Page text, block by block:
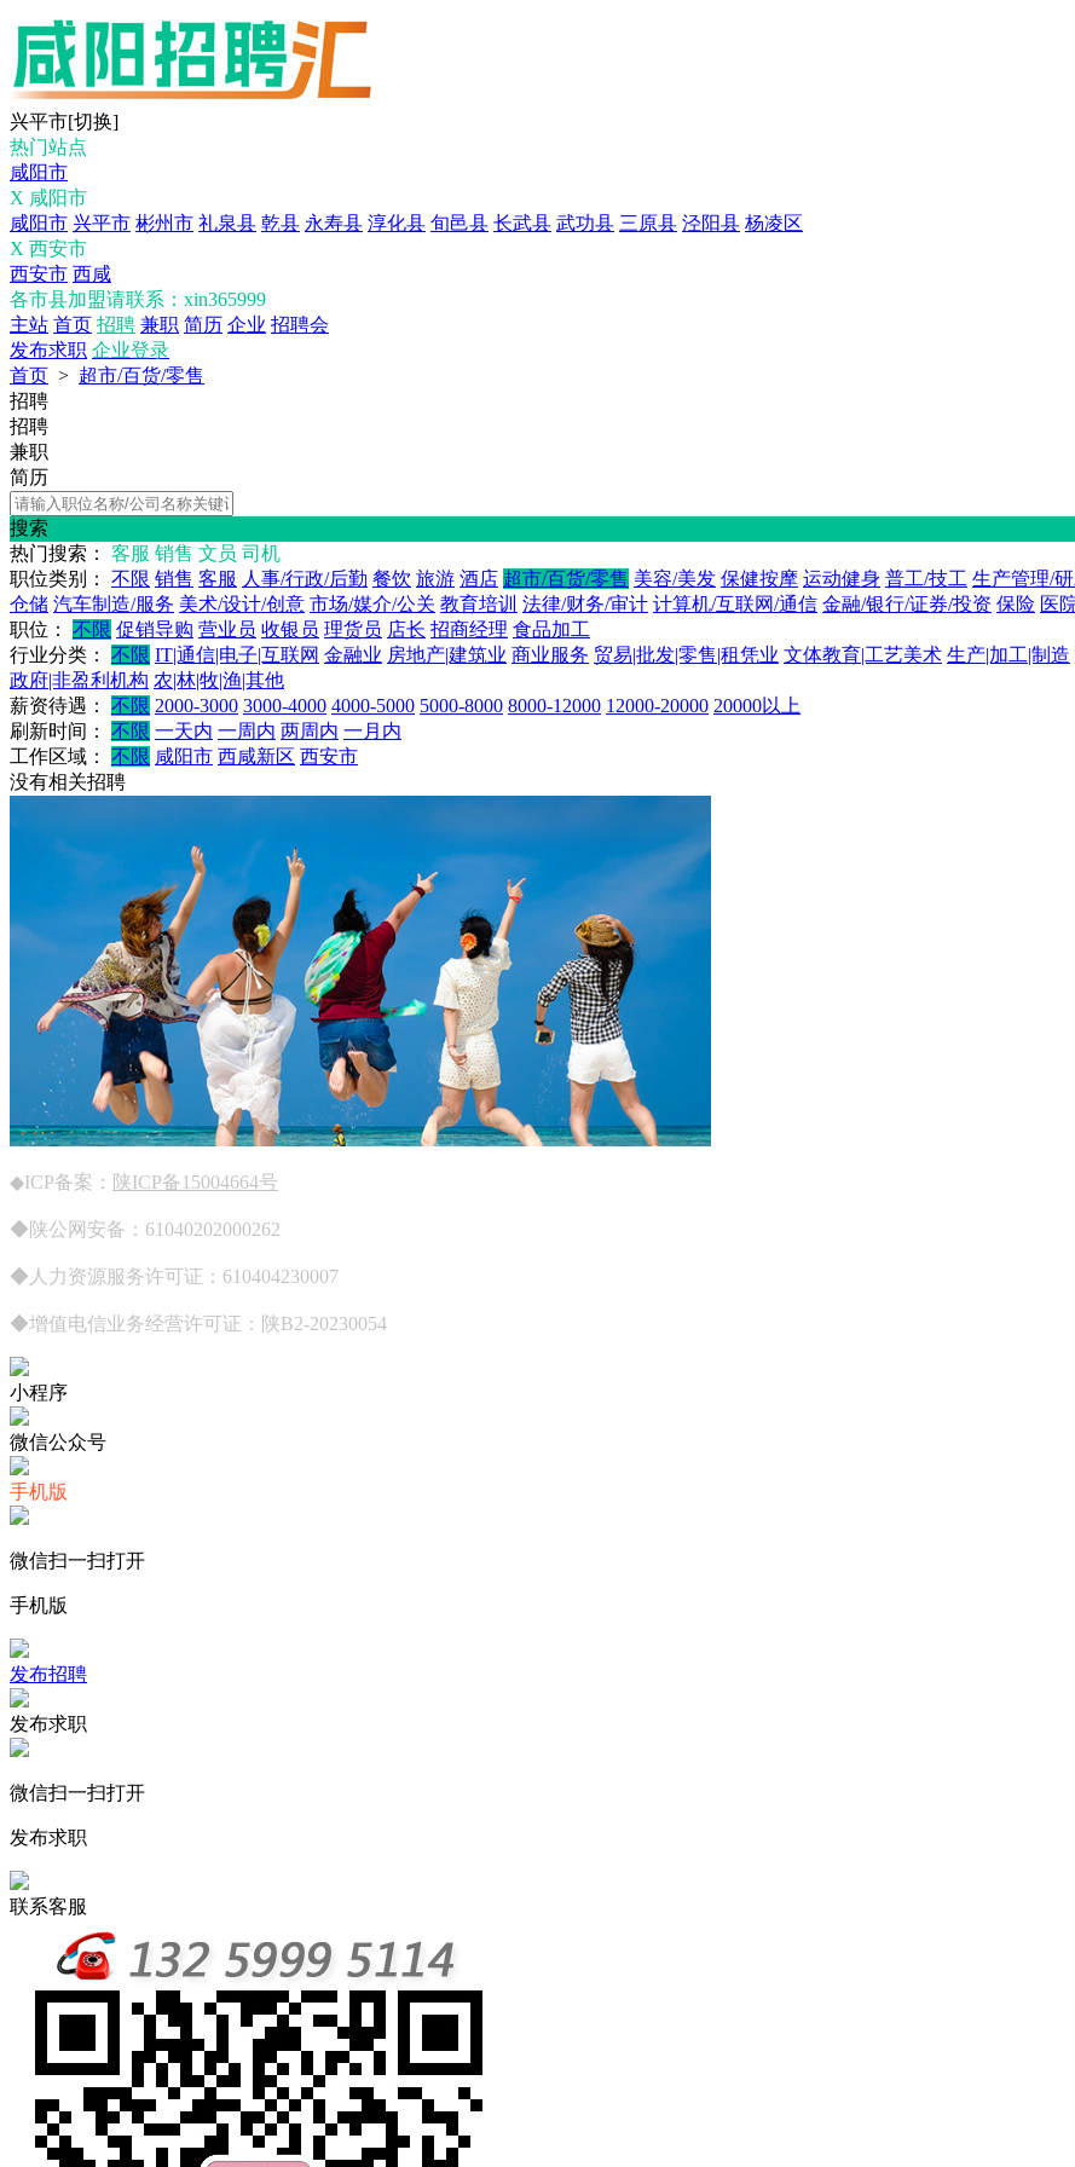
兴平市[切换]
热门站点
咸阳市
X 咸阳市
咸阳市 兴平市 彬州市 礼泉县 乾县 永寿县 淳化县 旬邑县 长武县 武功县 三原县 泾阳县 杨凌区
X 西安市
西安市 西咸
各市县加盟请联系：xin365999
主站 首页 招聘 兼职 简历 企业 招聘会
发布求职 企业登录
首页 > 超市/百货/零售
招聘
招聘
兼职
简历
搜索
热门搜索：
客服 销售 文员 司机
职位类别：
不限 销售 客服 人事/行政/后勤 餐饮 旅游 酒店 超市/百货/零售 美容/美发 保健按摩 运动健身 普工/技工 生产管理/
仓储 汽车制造/服务 美术/设计/创意 市场/媒介/公关 教育培训 法律/财务/审计 计算机/互联网/通信 金融/银行/证券/投资 保险 医
职位：
不限 促销导购 营业员 收银员 理货员 店长 招商经理 食品加工
行业分类：
不限 IT|通信|电子|互联网 金融业 房地产|建筑业 商业服务 贸易|批发|零售|租凭业 文体教育|工艺美术 生产|加工|制造
政府|非盈利机构 农|林|牧|渔|其他
薪资待遇：
不限 2000-3000 3000-4000 4000-5000 5000-8000 8000-12000 12000-20000 20000以上
刷新时间：
不限 一天内 一周内 两周内 一月内
工作区域：
不限 咸阳市 西咸新区 西安市
没有相关招聘
◆ICP备案： 陕ICP备15004664号
◆陕公网安备：61040202000262
◆人力资源服务许可证：610404230007
◆增值电信业务经营许可证：陕B2-20230054
小程序
微信公众号
手机版
微信扫一扫打开
手机版
发布招聘
发布求职
微信扫一扫打开
发布求职
联系客服